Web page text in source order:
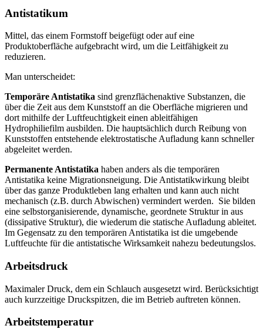
Antistatikum
Mittel, das einem Formstoff beigefügt oder auf eine
Produktoberfläche aufgebracht wird, um die Leitfähigkeit zu
reduzieren.
Man unterscheidet:
Temporäre Antistatika sind grenzflächenaktive Substanzen, die
über die Zeit aus dem Kunststoff an die Oberfläche migrieren und
dort mithilfe der Luftfeuchtigkeit einen ableitfähigen
Hydrophiliefilm ausbilden. Die hauptsächlich durch Reibung von
Kunststoffen entstehende elektrostatische Aufladung kann schneller
abgeleitet werden.
Permanente Antistatika haben anders als die temporären
Antistatika keine Migrationsneigung. Die Antistatikwirkung bleibt
über das ganze Produktleben lang erhalten und kann auch nicht
mechanisch (z.B. durch Abwischen) vermindert werden. Sie bilden
eine selbstorganisierende, dynamische, geordnete Struktur in aus
(dissipative Struktur), die wiederum die statische Aufladung ableitet.
Im Gegensatz zu den temporären Antistatika ist die umgebende
Luftfeuchte für die antistatische Wirksamkeit nahezu bedeutungslos.
Arbeitsdruck
Maximaler Druck, dem ein Schlauch ausgesetzt wird. Berücksichtigt
auch kurzzeitige Druckspitzen, die im Betrieb auftreten können.
Arbeitstemperatur